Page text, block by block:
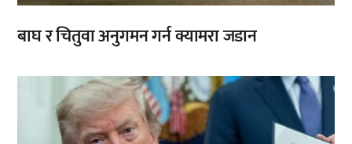
बाघ र चितुवा अनुगमन गर्न क्यामरा जडान